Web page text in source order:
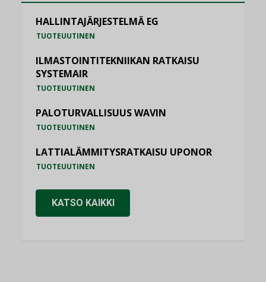
HALLINTAJÄRJESTELMÄ EG
TUOTEUUTINEN
ILMASTOINTITEKNIIKAN RATKAISU
SYSTEMAIR
TUOTEUUTINEN
PALOTURVALLISUUS WAVIN
TUOTEUUTINEN
LATTIALÄMMITYSRATKAISU UPONOR
TUOTEUUTINEN
KATSO KAIKKI